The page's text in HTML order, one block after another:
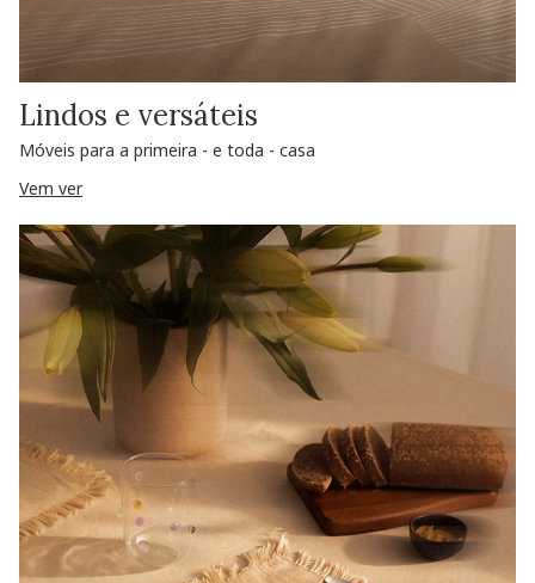
Lindos e versáteis
Móveis para a primeira - e toda - casa
Vem ver